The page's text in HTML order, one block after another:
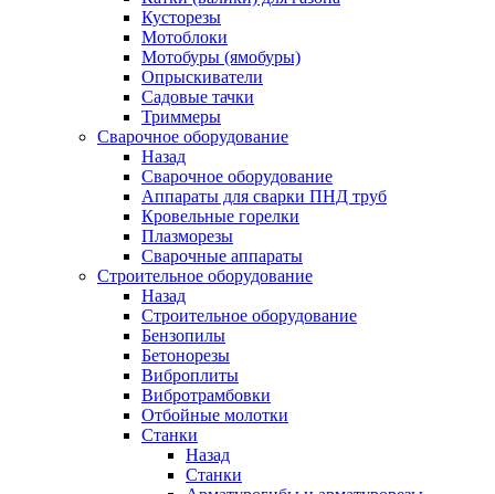
Кусторезы
Мотоблоки
Мотобуры (ямобуры)
Опрыскиватели
Садовые тачки
Триммеры
Сварочное оборудование
Назад
Сварочное оборудование
Аппараты для сварки ПНД труб
Кровельные горелки
Плазморезы
Сварочные аппараты
Строительное оборудование
Назад
Строительное оборудование
Бензопилы
Бетонорезы
Виброплиты
Вибротрамбовки
Отбойные молотки
Станки
Назад
Станки